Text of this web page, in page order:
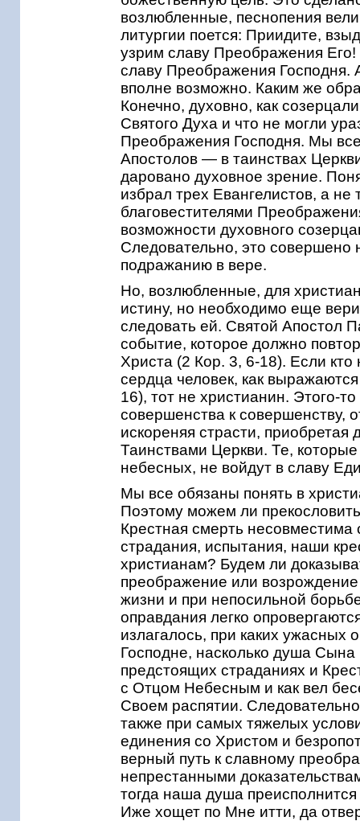
возлюбленные, песнопения
литургии поется: Приидите,
узрим славу Преображения Его!
славу Преображения Господня.
вполне возможно. Каким же
Конечно, духовно, как
Святого Духа и что не могли
Преображения Господня. Мы
Апостолов — в таинствах
даровано духовное зрение.
избрал трех Евангелистов, а
благовестителями
возможности духовного
Следовательно, это совершено
подражанию в вере.
Но, возлюбленные, для
истину, но необходимо еще
следовать ей. Святой Апостол
событие, которое должно
Христа (2 Кор. 3, 6-18). Если кто
сердца человек, как
16), тот не христианин. Этого-
совершенства к совершенству,
искореняя страсти,
Таинствами Церкви. Те,
небесных, не войдут в славу
Мы все обязаны понять в
Поэтому можем ли
Крестная смерть
страдания, испытания, наши
христианам? Будем ли
преображение или
жизни и при непосильной
оправдания легко
излагалось, при каких ужасных
Господне, насколько душа
предстоящих страданиях и
с Отцом Небесным и как вел
Своем распятии.
также при самых тяжелых
единения со Христом и
верный путь к славному
непрестанными
тогда наша душа
Иже хощет по Мне итти, да